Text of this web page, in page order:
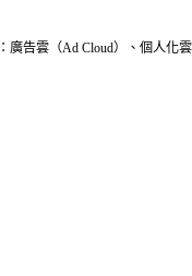
廣告雲（Ad Cloud）、個人化